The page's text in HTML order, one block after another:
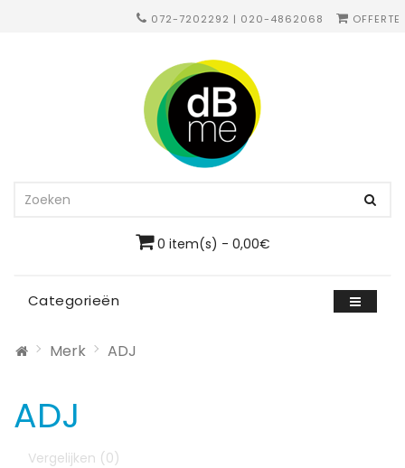
072-7202292 | 020-4862068 OFFERTE
0 item(s) - 0,00€
Categorieën
Merk ADJ
ADJ
Vergelijken (0)